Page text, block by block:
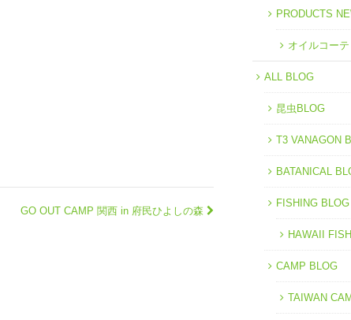
GO OUT CAMP 関西 in 府民ひよしの森
PRODUCTS
オイルコー
ALL BLOG
昆虫BLOG
T3 VANAGON
BATANICAL
FISHING BLOG
HAWAII
CAMP BLOG
TAIWAN